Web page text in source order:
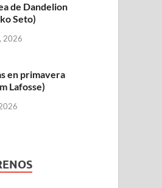
de Dandelion
Seto)
2026
en primavera
Lafosse)